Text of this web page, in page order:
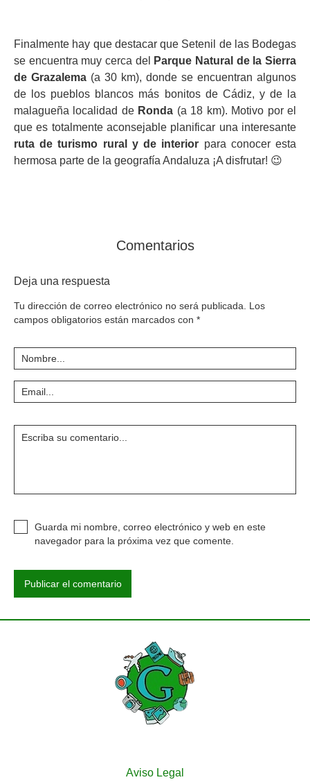
Finalmente hay que destacar que Setenil de las Bodegas
se encuentra muy cerca del
Parque Natural de la Sierra
de Grazalema (a 30 km), donde se encuentran algunos
de los pueblos blancos más bonitos de Cádiz, y de la
malagueña localidad de Ronda (a 18 km). Motivo por el
que es totalmente aconsejable planificar una interesante
ruta de turismo rural y de interior para conocer esta
hermosa parte de la geografía Andaluza ¡A disfrutar! 😉
Comentarios
Deja una respuesta
Tu dirección de correo electrónico no será publicada.
Los
campos obligatorios están marcados con *
Guarda mi nombre, correo electrónico y web en este
navegador para la próxima vez que comente.
Aviso Legal